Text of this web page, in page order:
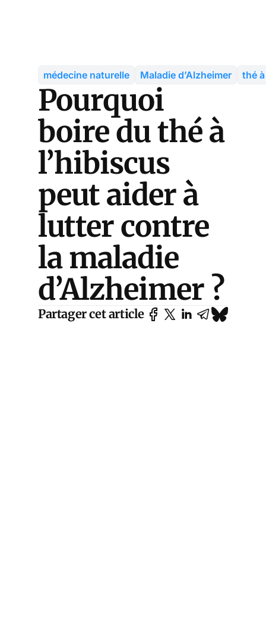
médecine naturelle Maladie d’Alzheimer thé
Pourquoi
boire du thé à
l’hibiscus
peut aider à
lutter contre
la maladie
d’Alzheimer ?
Partager cet article